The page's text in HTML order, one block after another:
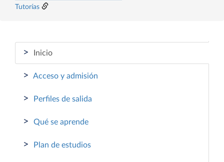
Tutorías
> Inicio
> Acceso y admisión
> Perfiles de salida
> Qué se aprende
> Plan de estudios